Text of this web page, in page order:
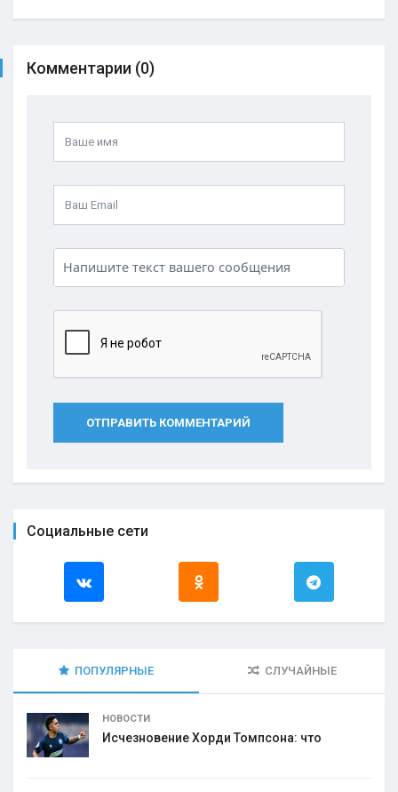
Комментарии (0)
ОТПРАВИТЬ КОММЕНТАРИЙ
Социальные сети
ПОПУЛЯРНЫЕ СЛУЧАЙНЫЕ
НОВОСТИ
Исчезновение Хорди Томпсона: что